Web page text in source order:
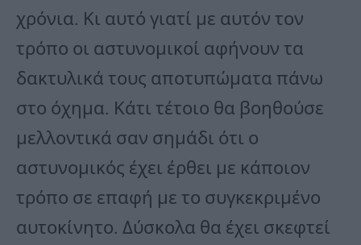
χρόνια. Κι αυτό γιατί με αυτόν τον
τρόπο οι αστυνομικοί αφήνουν τα
δακτυλικά τους αποτυπώματα πάνω
στο όχημα. Κάτι τέτοιο θα βοηθούσε
μελλοντικά σαν σημάδι ότι ο
αστυνομικός έχει έρθει με κάποιον
τρόπο σε επαφή με το συγκεκριμένο
αυτοκίνητο. Δύσκολα θα έχει σκεφτεί